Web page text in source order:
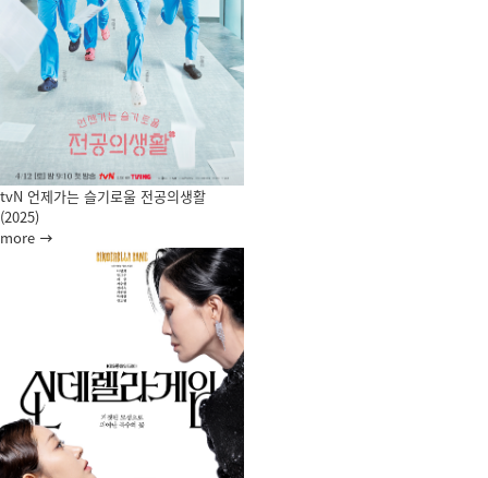
tvN 언제가는 슬기로울 전공의생활
(2025)
more